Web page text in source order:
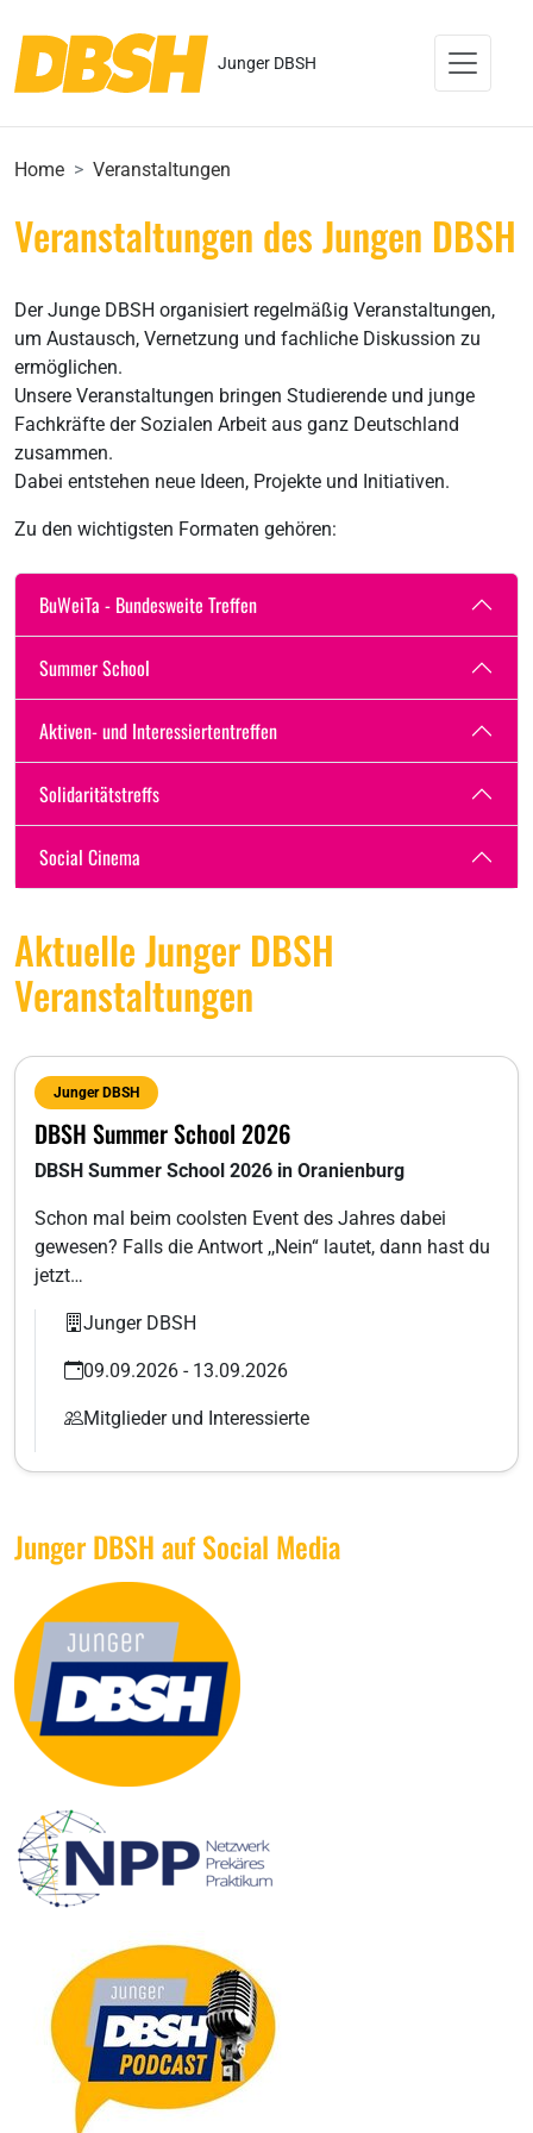
Junger DBSH
Home Veranstaltungen
Veranstaltungen des Jungen DBSH
Der Junge DBSH organisiert regelmäßig Veranstaltungen,
um Austausch, Vernetzung und fachliche Diskussion zu
ermöglichen.
Unsere Veranstaltungen bringen Studierende und junge
Fachkräfte der Sozialen Arbeit aus ganz Deutschland
zusammen.
Dabei entstehen neue Ideen, Projekte und Initiativen.
Zu den wichtigsten Formaten gehören:
BuWeiTa - Bundesweite Treffen
Summer School
Aktiven- und Interessiertentreffen
Solidaritätstreffs
Social Cinema
Aktuelle Junger DBSH
Veranstaltungen
Junger DBSH
DBSH Summer School 2026
DBSH Summer School 2026 in Oranienburg
Schon mal beim coolsten Event des Jahres dabei
gewesen? Falls die Antwort ,,Nein“ lautet, dann hast du
jetzt…
Junger DBSH
09.09.2026 - 13.09.2026
Mitglieder und Interessierte
Junger DBSH auf Social Media